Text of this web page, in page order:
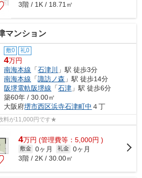
3階 / 1K / 18.71㎡
マンション
敷0 礼0
4万円
南海本線 「石津川
」駅 徒歩3分
南海本線 「諏訪ノ森 」駅 徒歩14分
阪堺電軌阪堺線 「石津 」駅 徒歩6分
築60年 / 30.00㎡
大阪府堺市西区浜寺石津町中 ４丁
料が11,000円です★
4万円 (管理費等：5,000円 )
敷金 0ヶ月 礼金 0ヶ月
3階 / 2K / 30.00㎡